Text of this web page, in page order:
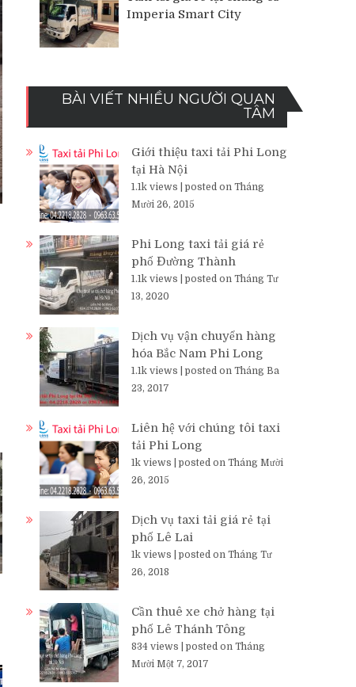
Imperia Smart City
BÀI VIẾT NHIỀU NGƯỜI QUAN
TÂM
Giới thiệu taxi tải Phi Long
tại Hà Nội
1.1k views
posted on Tháng
Mười 26, 2015
Phi Long taxi tải giá rẻ
phố Đường Thành
1.1k views
posted on Tháng Tư
13, 2020
Dịch vụ vận chuyển hàng
hóa Bắc Nam Phi Long
1.1k views
posted on Tháng Ba
23, 2017
Liên hệ với chúng tôi taxi
tải Phi Long
1k views
posted on Tháng Mười
26, 2015
Dịch vụ taxi tải giá rẻ tại
phố Lê Lai
1k views
posted on Tháng Tư
26, 2018
Cần thuê xe chở hàng tại
phố Lê Thánh Tông
834 views
posted on Tháng
Mười Một 7, 2017